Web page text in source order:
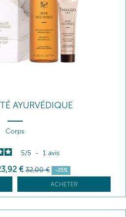
AYURVÉDIQUE
Corps
5/5 - 1 avis
,92 € 32,00 € -25%
ACHETER